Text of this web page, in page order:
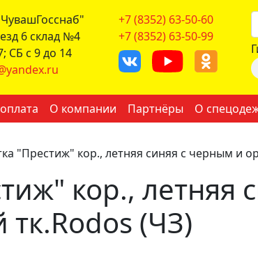
6 склад №4
СБ с 9 до 14
+7 (8352) 63-50-60
+7 (8352) 63-50-99
О компании Партнёры О
"Престиж" кор., летняя синяя с черным и
кор., летняя
(ЧЗ)